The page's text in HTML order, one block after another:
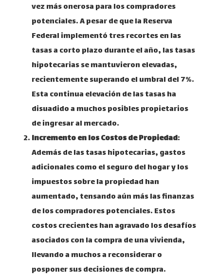
vez más onerosa para los compradores
potenciales. A pesar de que la Reserva
Federal implementó tres recortes en las
tasas a corto plazo durante el año, las tasas
hipotecarias se mantuvieron elevadas,
recientemente superando el umbral del 7%.
Esta continua elevación de las tasas ha
disuadido a muchos posibles propietarios
de ingresar al mercado.
Incremento en los Costos de Propiedad:
Además de las tasas hipotecarias, gastos
adicionales como el seguro del hogar y los
impuestos sobre la propiedad han
aumentado, tensando aún más las finanzas
de los compradores potenciales. Estos
costos crecientes han agravado los desafíos
asociados con la compra de una vivienda,
llevando a muchos a reconsiderar o
posponer sus decisiones de compra.